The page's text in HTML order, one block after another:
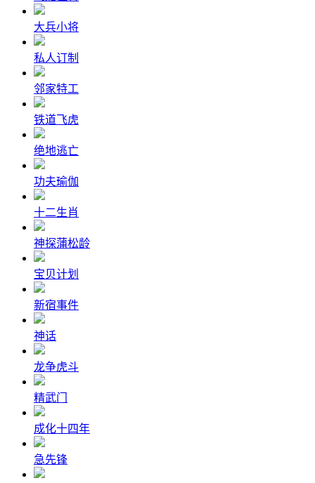
大兵小将
私人订制
邻家特工
铁道飞虎
绝地逃亡
功夫瑜伽
十二生肖
神探蒲松龄
宝贝计划
新宿事件
神话
龙争虎斗
精武门
成化十四年
急先锋